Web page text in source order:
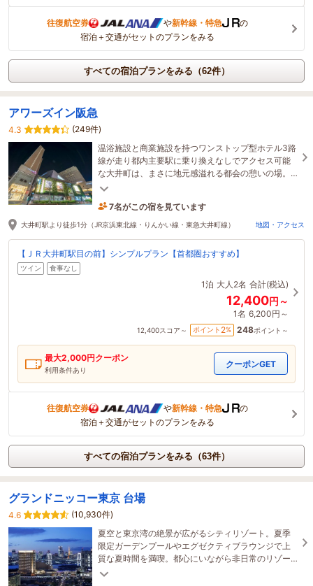
往復航空券 や新幹線・特急
の
宿泊＋交通がセットのプランをみる
すべての宿泊プランをみる（62件）
アワーズイン阪急
4.3
(249件)
温浴施設と商業施設を持つワンストップ型ホテル3路
線が走り都内主要駅に乗り換えなしでアクセス可能
な大井町は、まさに地元感溢れる都会の憩いの場。
新旧が融合する街には気軽に楽しめるグルメも集
7名がこの宿を見ています
24分前に予約されました
大井町駅より徒歩1分（JR京浜東北線・りんかい線・東急大井町線） 地図・アクセス
【ＪＲ大井町駅目の前】シンプルプラン【首都圏おすすめ】
ツイン 食事なし
1泊 大人2名 合計(税込)
12,400円～
1名 6,200円～
12,400スコア～ ポイント 2% 248ポイント～
最大2,000円クーポン
利用条件あり
クーポンGET
往復航空券 や新幹線・特急
の
宿泊＋交通がセットのプランをみる
すべての宿泊プランをみる（63件）
グランドニッコー東京 台場
4.6
(10,930件)
夏空と東京湾の絶景が広がるシティリゾート。夏季
限定ガーデンプールやエグゼクティブラウンジで上
質な夏時間を満喫。都心にいながら非日常のリゾー
トステイをお楽しみください。